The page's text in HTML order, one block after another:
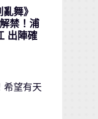
舞》
禁！浦
出陣確
希望有天